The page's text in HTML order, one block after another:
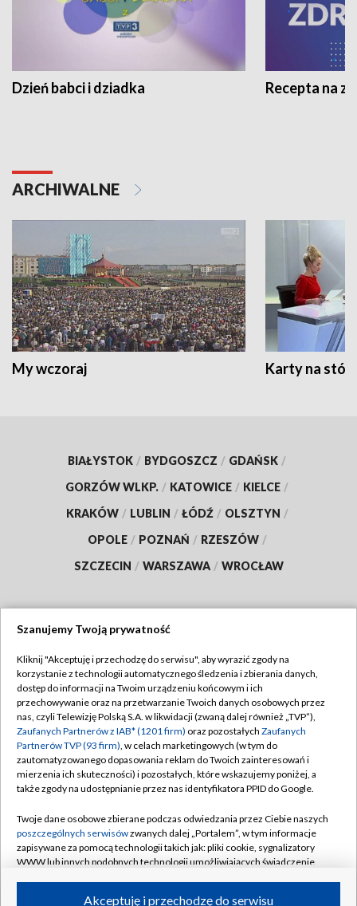
Dzień babci i dziadka Recepta na
ARCHIWALNE
My wczoraj Karty na
BIAŁYSTOK / BYDGOSZCZ / GDAŃSK /
GORZÓW WLKP. / KATOWICE / KIELCE /
KRAKÓW / LUBLIN / ŁÓDŹ / OLSZTYN /
OPOLE / POZNAŃ / RZESZÓW /
SZCZECIN / WARSZAWA / WROCŁAW
TVP
Abonament TVP
Emisja w TVP
Centrum informacji TVP
Naziemna Telewizja Cyfrowa
Rada Programowa
System NOS
Informacje o nadawcy
Regulamin TVP
Polityka prywatności
Moje zgody
Pomoc
Kontakt
Kanały
Szanujemy Twoją prywatność
Kliknij "Akceptuję i przechodzę do serwisu", aby wyrazić zgody na
korzystanie z technologii automatycznego śledzenia i zbierania danych,
dostęp do informacji na Twoim urządzeniu końcowym i ich
przechowywanie oraz na przetwarzanie Twoich danych osobowych przez
nas, czyli Telewizję Polską S.A. w likwidacji (zwaną dalej również „TVP”),
Zaufanych Partnerów z IAB* (1201 firm) oraz pozostałych Zaufanych
Partnerów TVP (93 firm), w celach marketingowych (w tym do
zautomatyzowanego dopasowania reklam do Twoich zainteresowań i
mierzenia ich skuteczności) i pozostałych, które wskazujemy poniżej, a
także zgody na udostępnianie przez nas identyfikatora PPID do Google.
Twoje dane osobowe zbierane podczas odwiedzania przez Ciebie naszych
poszczególnych serwisówzwanych dalej „Portalem”, w tym informacje
zapisywane za pomocą technologii takich jak: pliki cookie, sygnalizatory
WWW lub innych podobnych technologii umożliwiających świadczenie
Akceptuję i przechodzę do serwisu